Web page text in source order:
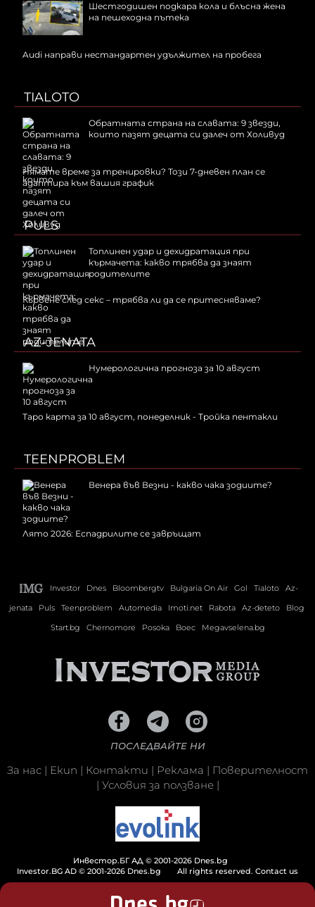
Шестгодишен подкара кола и блъсна жена
на пешеходна пътека
Audi направи нестандартен удължител на пробега
TIALOTO
Обратната страна на славата: 9 звезди,
които пазят децата си далеч от Холивуд
Нямате време за тренировки? Този 7-дневен план се
адаптира към вашия график
PULS
Топлинен удар и дехидратация при
кърмачета: какво трябва да знаят
родителите
Кървене след секс – трябва ли да се притесняваме?
AZ-JENATA
Нумерологична прогноза за 10 август
Таро карта за 10 август, понеделник - Тройка пентакли
TEENPROBLEM
Венера във Везни - какво чака зодиите?
Лято 2026: Еспадрилите се завръщат
Investor Dnes Bloombergtv Bulgaria On Air Gol Tialoto
Az-
jenata
Puls Teenproblem Automedia Imoti.net Rabota Az-deteto
Blog
Start.bg
Chernomore Posoka Boec Megavselena.bg
ПОСЛЕДВАЙТЕ НИ
За нас | Екип | Контакти | Реклама | Поверителност
| Условия за ползване|
Инвестор.БГ АД © 2001-2026 Dnes.bg
Investor.BG AD © 2001-2026 Dnes.bg
All rights reserved. Contact us